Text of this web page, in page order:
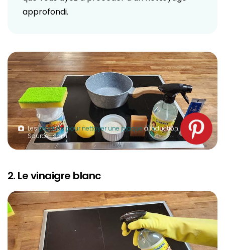
approfondi.
Lesproduits pour nettoyer une plaque à induction.
Source : spm
2. Le vinaigre blanc